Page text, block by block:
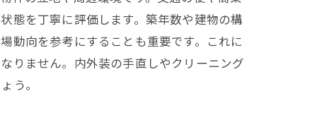
態を丁寧に評価します。築年数や建物の構
動向を参考にすることも重要です。これに
りません。内外装の手直しやクリーニング
う。